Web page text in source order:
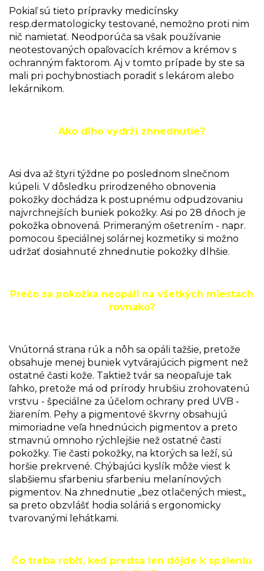
Pokiaľ sú tieto prípravky medicínsky
resp.dermatologicky testované, nemožno proti nim
nič namietať. Neodporúča sa však používanie
neotestovaných opaľovacích krémov a krémov s
ochranným faktorom. Aj v tomto prípade by ste sa
mali pri pochybnostiach poradiť s lekárom alebo
lekárnikom.
Ako dlho vydrží zhnednutie?
Asi dva až štyri týždne po poslednom slnečnom
kúpeli. V dôsledku prirodzeného obnovenia
pokožky dochádza k postupnému odpudzovaniu
najvrchnejších buniek pokožky. Asi po 28 dňoch je
pokožka obnovená. Primeraným ošetrením - napr.
pomocou špeciálnej solárnej kozmetiky si možno
udržať dosiahnuté zhnednutie pokožky dlhšie.
Prečo sa pokožka neopáli na všetkých miestach
rovnako?
Vnútorná strana rúk a nôh sa opáli tažšie, pretože
obsahuje menej buniek vytvárajúcich pigment než
ostatné časti kože. Taktiež tvár sa neopaľuje tak
ľahko, pretože má od prírody hrubšiu zrohovatenú
vrstvu - špeciálne za účelom ochrany pred UVB -
žiarením. Pehy a pigmentové škvrny obsahujú
mimoriadne veľa hnednúcich pigmentov a preto
stmavnú omnoho rýchlejšie než ostatné časti
pokožky. Tie časti pokožky, na ktorých sa leží, sú
horšie prekrvené. Chýbajúci kyslík môže viesť k
slabšiemu sfarbeniu sfarbeniu melanínových
pigmentov. Na zhnednutie ,,bez otlačených miest,,
sa preto obzvlášť hodia soláriá s ergonomicky
tvarovanými lehátkami.
Čo treba robiť, keď predsa len dôjde k spáleniu